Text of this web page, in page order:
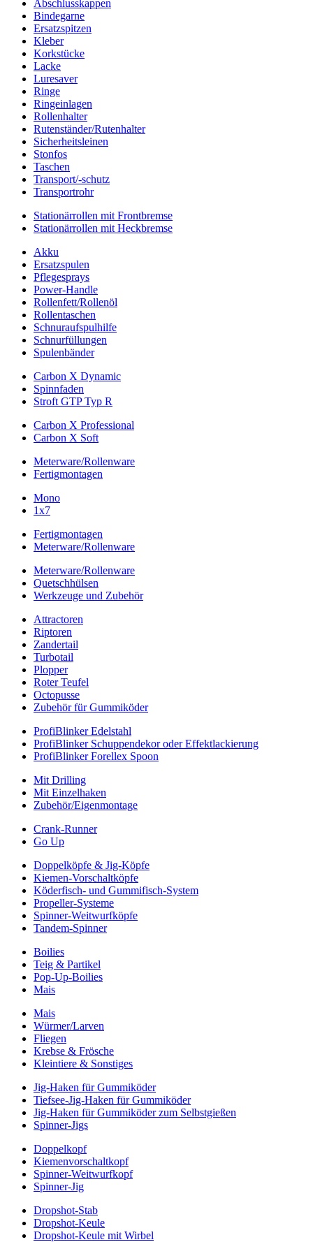
Abschlusskappen
Bindegarne
Ersatzspitzen
Kleber
Korkstücke
Lacke
Luresaver
Ringe
Ringeinlagen
Rollenhalter
Rutenständer/Rutenhalter
Sicherheitsleinen
Stonfos
Taschen
Transport/-schutz
Transportrohr
Stationärrollen mit Frontbremse
Stationärrollen mit Heckbremse
Akku
Ersatzspulen
Pflegesprays
Power-Handle
Rollenfett/Rollenöl
Rollentaschen
Schnuraufspulhilfe
Schnurfüllungen
Spulenbänder
Carbon X Dynamic
Spinnfaden
Stroft GTP Typ R
Carbon X Professional
Carbon X Soft
Meterware/Rollenware
Fertigmontagen
Mono
1x7
Fertigmontagen
Meterware/Rollenware
Meterware/Rollenware
Quetschhülsen
Werkzeuge und Zubehör
Attractoren
Riptoren
Zandertail
Turbotail
Plopper
Roter Teufel
Octopusse
Zubehör für Gummiköder
ProfiBlinker Edelstahl
ProfiBlinker Schuppendekor oder Effektlackierung
ProfiBlinker Forellex Spoon
Mit Drilling
Mit Einzelhaken
Zubehör/Eigenmontage
Crank-Runner
Go Up
Doppelköpfe & Jig-Köpfe
Kiemen-Vorschaltköpfe
Köderfisch- und Gummifisch-System
Propeller-Systeme
Spinner-Weitwurfköpfe
Tandem-Spinner
Boilies
Teig & Partikel
Pop-Up-Boilies
Mais
Mais
Würmer/Larven
Fliegen
Krebse & Frösche
Kleintiere & Sonstiges
Jig-Haken für Gummiköder
Tiefsee-Jig-Haken für Gummiköder
Jig-Haken für Gummiköder zum Selbstgießen
Spinner-Jigs
Doppelkopf
Kiemenvorschaltkopf
Spinner-Weitwurfkopf
Spinner-Jig
Dropshot-Stab
Dropshot-Keule
Dropshot-Keule mit Wirbel